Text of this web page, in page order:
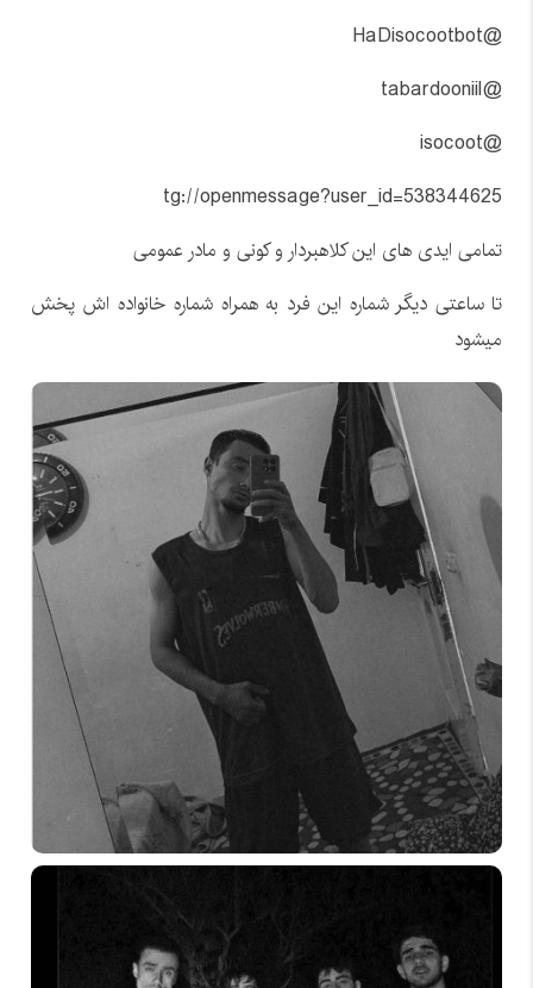
@HaDisocootbot
@tabardooniil
@isocoot
tg://openmessage?user_id=538344625
تمامی ایدی های این کلاهبردار و کونی و مادر عمومی
تا ساعتی دیگر شماره این فرد به همراه شماره خانواده اش پخش
میشود